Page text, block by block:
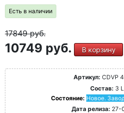
Есть в наличии
17849руб.
10749 руб. В корзину
Артикул: CDVP
Состав: 3
Состояние: Новое.
Дата релиза: 27-